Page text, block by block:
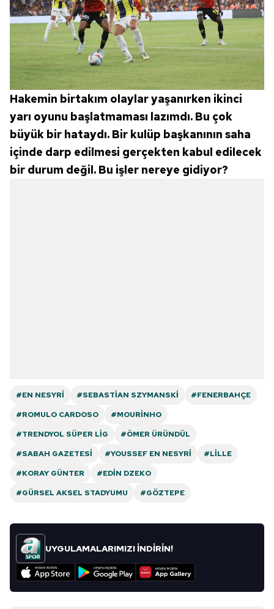
Hakemin birtakım olaylar yaşanırken ikinci
yarı oyunu başlatmaması lazımdı. Bu çok
büyük bir hataydı. Bir kulüp başkanının saha
içinde darp edilmesi gerçekten kabul edilecek
bir durum değil. Bu işler nereye gidiyor?
#EN NESYRI #SEBASTIAN SZYMANSKI
#FENERBAHÇE
#ROMULO CARDOSO
#MOURINHO
#TRENDYOL SÜPER LIG
#ÖMER ÜRÜNDÜL
#SABAH GAZETESI
#YOUSSEF EN NESYRI
#LILLE
#KORAY GÜNTER
#EDIN DZEKO
#GÜRSEL AKSEL STADYUMU
#GÖZTEPE
UYGULAMALARIMIZI İNDİRİN!